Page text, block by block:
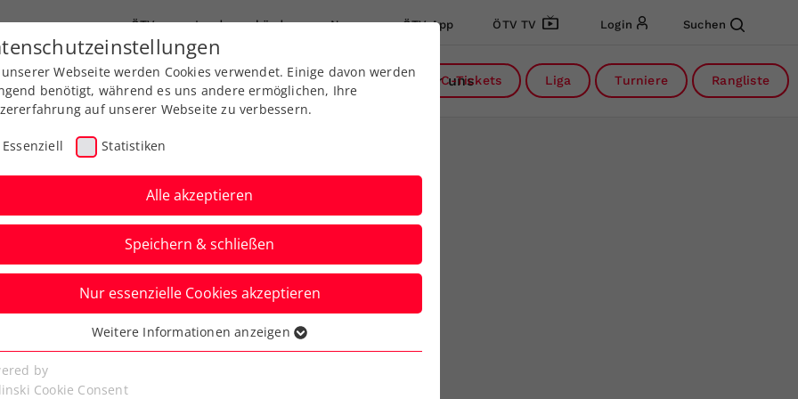
ÖTV Landesverbände News ÖTV App ÖTV TV Login Suchen
Leistungssport Ausbildung Services Über uns
DC-Tickets Liga Turniere Rangliste
– Österreich live auf
Webseite werden Cookies verwendet. Einige davon werden
benötigt, während es uns andere ermöglichen, Ihre
auf unserer Webseite zu verbessern.
Essenziell Statistiken
Alle akzeptieren
Speichern & schließen
Nur essenzielle Cookies akzeptieren
Cookies werden für grundlegende Funktionen der
benötigt. Dadurch ist gewährleistet, dass die Webseite
Weitere Informationen anzeigen
by
Cookie Consent